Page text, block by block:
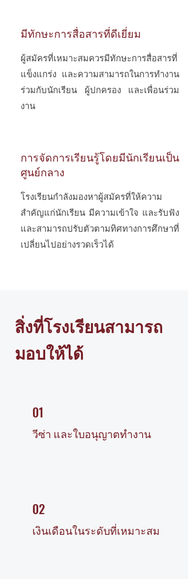
มีทักษะการสื่อสารที่ดีเยี่ยม
ผู้สมัครที่เหมาะสมควรมีทักษะการสื่อสารที่
แข็งแกร่ง และความสามารถในการทำงาน
ร่วมกับนักเรียน ผู้ปกครอง และเพื่อนร่วม
งาน
การจัดการเรียนรู้โดยมีนักเรียนเป็น
ศูนย์กลาง
โรงเรียนกำลังมองหาผู้สมัครที่ให้ความ
สำคัญแก่นักเรียน มีความเข้าใจ และรับฟัง
และสามารถปรับตัวตามทิศทางการศึกษาที่
เปลี่ยนไปอย่างรวดเร็วได้
สิ่งที่โรงเรียนสามารถ
มอบให้ได้
01
วีซ่า และใบอนุญาตทำงาน
02
เงินเดือนในระดับที่เหมาะสม